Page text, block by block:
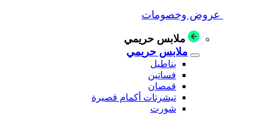
عروض وخصومات
ملابس حريمي
ملابس حريمي
بناطيل
فساتين
قمصان
تيشرتات أكمام قصيرة
شورت